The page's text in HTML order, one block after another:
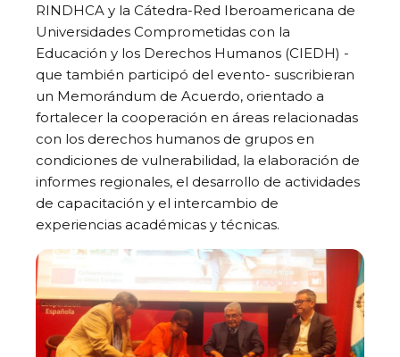
RINDHCA y la Cátedra-Red Iberoamericana de
Universidades Comprometidas con la
Educación y los Derechos Humanos (CIEDH) -
que también participó del evento- suscribieran
un Memorándum de Acuerdo, orientado a
fortalecer la cooperación en áreas relacionadas
con los derechos humanos de grupos en
condiciones de vulnerabilidad, la elaboración de
informes regionales, el desarrollo de actividades
de capacitación y el intercambio de
experiencias académicas y técnicas.